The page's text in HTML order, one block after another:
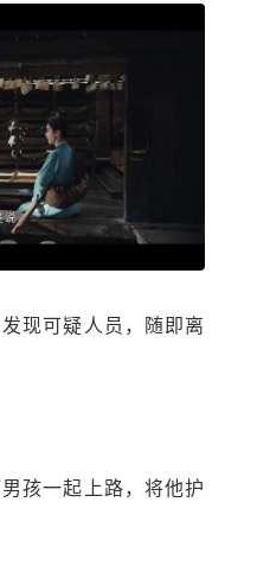
现可疑人员，随即离
孩一起上路，将他护